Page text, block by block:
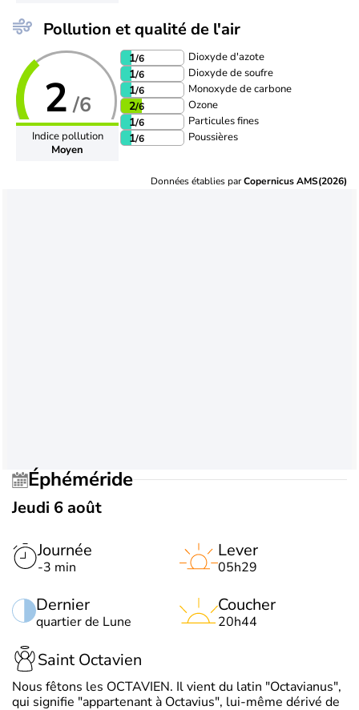
Pollution et qualité de l'air
2 /6
Indice pollution
Moyen
1/6 Dioxyde d'azote
1/6 Dioxyde de soufre
1/6 Monoxyde de carbone
2/6 Ozone
1/6 Particules fines
1/6 Poussières
Données établies parCopernicus AMS(2026)
Éphéméride
Jeudi 6 août
Journée
-3 min
Dernier
quartier de Lune
Lever
05h29
Coucher
20h44
Saint Octavien
Nous fêtons les OCTAVIEN. Il vient du latin "Octavianus",
qui signifie "appartenant à Octavius", lui-même dérivé de